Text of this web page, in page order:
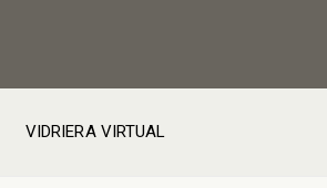
VIDRIERA VIRTUAL